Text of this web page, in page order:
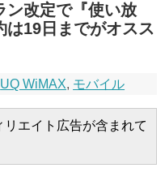
ン改定で『使い放
19日までがオスス
UQ WiMAX, モバイル
エイト広告が含まれて